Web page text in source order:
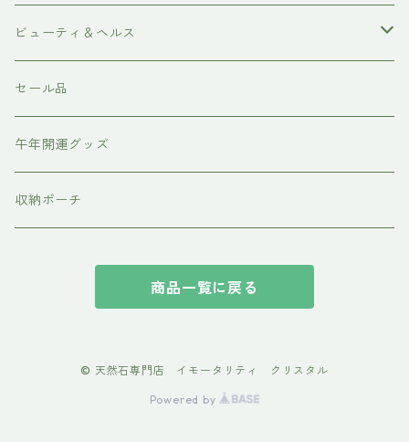
磨き
ネックレス・ペンダント
ピアス・イアリング
スピリチュアルグッズ
天然石ビーズ
天使の羽シリーズ
各種パーツ
ビューティ＆ヘルス
ドテラ doTERRA
テラヘルツ・ホルミシス
セール品
午年開運グッズ
収納ポーチ
商品一覧に戻る
© 天然石専門店 イモータリティ クリスタル
Powered by